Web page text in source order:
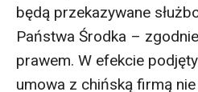
będą przekazywane
Państwa Środka –
prawem. W efekcie
umowa z chińską firmą